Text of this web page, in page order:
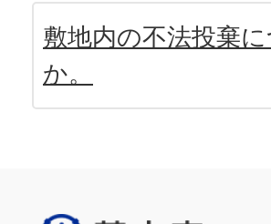
敷地内の不法投棄
か。